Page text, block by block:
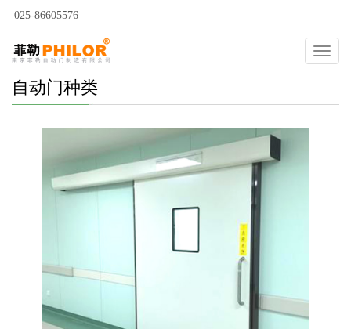
025-86605576
自动门种类